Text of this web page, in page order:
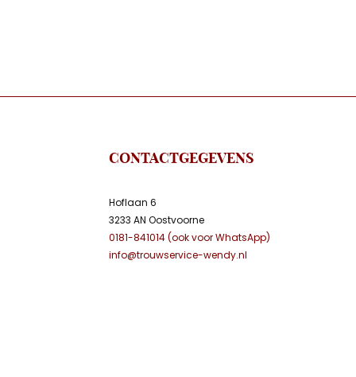
CONTACTGEGEVENS
Hoflaan 6
3233 AN Oostvoorne
0181-841014 (ook voor WhatsApp)
info@trouwservice-wendy.nl